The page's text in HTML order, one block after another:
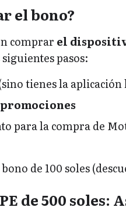
el bono?
comprar el
pasos:
tienes la aplicación
promociones
para la compra de
de 100 soles
de 500 soles: